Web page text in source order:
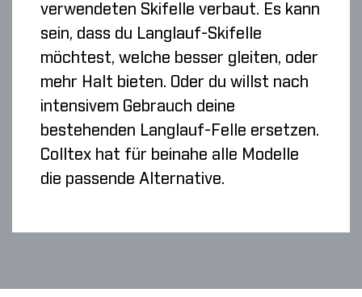
verwendeten Skifelle verbaut. Es kann
sein, dass du Langlauf-Skifelle
möchtest, welche besser gleiten, oder
mehr Halt bieten. Oder du willst nach
intensivem Gebrauch deine
bestehenden Langlauf-Felle ersetzen.
Colltex hat für beinahe alle Modelle
die passende Alternative.